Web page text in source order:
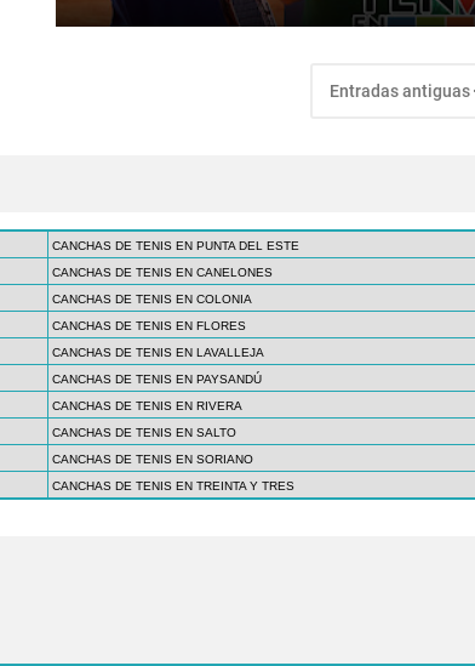
Entradas antiguas
CANCHAS DE TENIS EN PUNTA DEL ESTE
CANCHAS DE TENIS EN CANELONES
CANCHAS DE TENIS EN COLONIA
CANCHAS DE TENIS EN FLORES
CANCHAS DE TENIS EN LAVALLEJA
CANCHAS DE TENIS EN PAYSANDÚ
CANCHAS DE TENIS EN RIVERA
CANCHAS DE TENIS EN SALTO
CANCHAS DE TENIS EN SORIANO
CANCHAS DE TENIS EN TREINTA Y TRES